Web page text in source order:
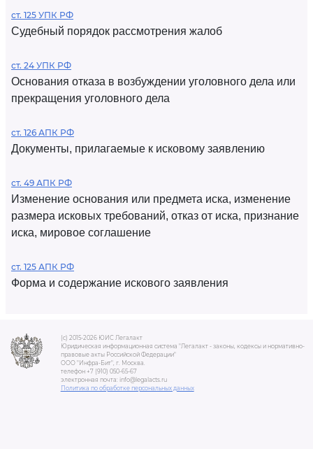
ст. 125 УПК РФ
Судебный порядок рассмотрения жалоб
ст. 24 УПК РФ
Основания отказа в возбуждении уголовного дела или
прекращения уголовного дела
ст. 126 АПК РФ
Документы, прилагаемые к исковому заявлению
ст. 49 АПК РФ
Изменение основания или предмета иска, изменение
размера исковых требований, отказ от иска, признание
иска, мировое соглашение
ст. 125 АПК РФ
Форма и содержание искового заявления
(c) 2015-2026 ЮИС Легалакт
Юридическая информационная система "Легалакт - законы, кодексы и нормативно-
правовые акты Российской Федерации"
ООО "Инфра-Бит", г. Москва.
телефон +7 (910) 050-65-67
электронная почта: info@legalacts.ru
Политика по обработке персональных данных